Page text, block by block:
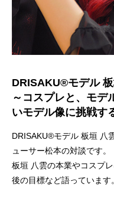
DRISAKU®モデル
～コスプレと、モデ
いモデル像に挑戦す
DRISAKU®モデル 板垣 八
ューサー松本の対談です。
板垣 八雲の本業やコスプ
後の目標など語っています。